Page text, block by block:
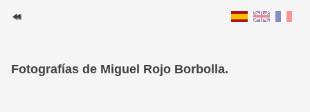
Fotografías de Miguel Rojo Borbolla.